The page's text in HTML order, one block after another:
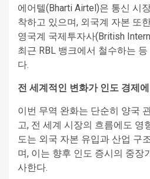
에어텔(Bharti Airtel)은 통신 시
착하고 있으며, 외국계 자본 또
영국계 국제투자사(British
최근 RBL 뱅크에서 철수하는
다.
전 세계적인 변화가 인도 경제
이번 무역 완화는 단순히 양국
고, 전 세계 시장의 흐름에도 영
도는 외국 자본 유입과 산업 구
며, 이는 향후 인도 증시의 중장
사한다.